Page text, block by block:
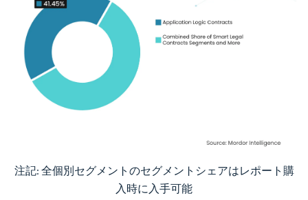
画像 © Mordor Intelligence。再利用にはCC BY 4.0の表示が必要です。
注記: 全個別セグメントのセグメントシェアはレポート購
入時に入手可能